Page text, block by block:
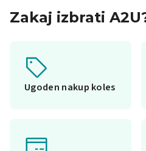
Zakaj izbrati
Ugoden nakup koles